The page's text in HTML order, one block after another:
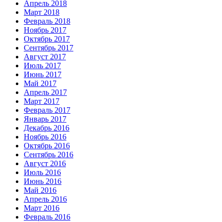
Апрель 2018
Март 2018
Февраль 2018
Ноябрь 2017
Октябрь 2017
Сентябрь 2017
Август 2017
Июль 2017
Июнь 2017
Май 2017
Апрель 2017
Март 2017
Февраль 2017
Январь 2017
Декабрь 2016
Ноябрь 2016
Октябрь 2016
Сентябрь 2016
Август 2016
Июль 2016
Июнь 2016
Май 2016
Апрель 2016
Март 2016
Февраль 2016